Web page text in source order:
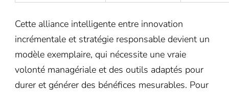
Cette alliance intelligente entre innovation
incrémentale et stratégie responsable devient un
modèle exemplaire, qui nécessite une vraie
volonté managériale et des outils adaptés pour
durer et générer des bénéfices mesurables. Pour